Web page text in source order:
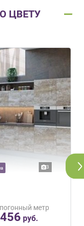
ЦВЕТУ
3
метр
руб.